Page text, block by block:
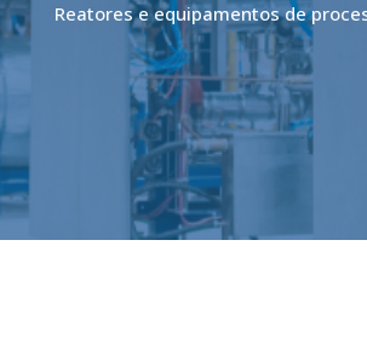
Reatores e equipamentos de